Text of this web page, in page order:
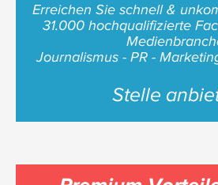
Erreichen Sie schnell &
31.000 hochqualifizierte
Journalismus - PR -
Stelle